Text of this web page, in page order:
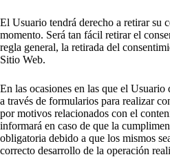
El Usuario tendrá derecho a retirar su
momento. Será tan fácil retirar el
regla general, la retirada del
Sitio Web.
En las ocasiones en las que el
a través de formularios para realizar
por motivos relacionados con el
informará en caso de que la
obligatoria debido a que los mismos
correcto desarrollo de la operación